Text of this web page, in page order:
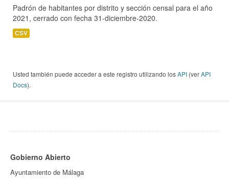
Padrón de habitantes por distrito y sección censal para el año
2021, cerrado con fecha 31-diciembre-2020.
CSV
Usted también puede acceder a este registro utilizando losAPI (verAPI
Docs).
Gobierno Abierto
Ayuntamiento de Málaga